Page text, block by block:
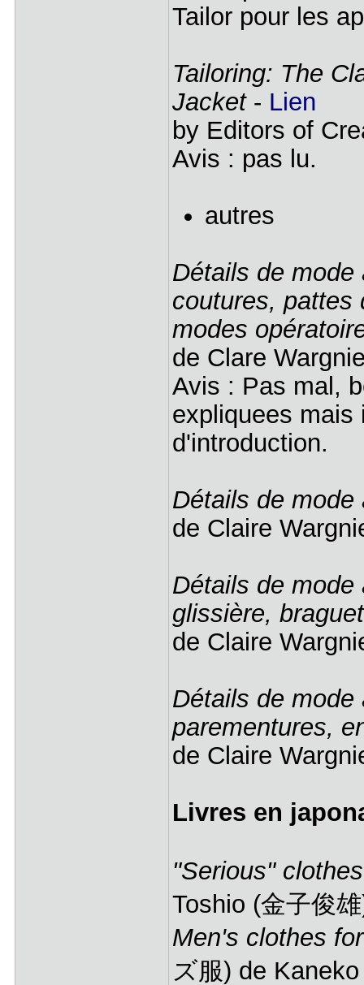
Tailor pour les
Tailoring: The
Jacket- Lien
by Editors of
Avis : pas lu.
autres
Détails de mode
coutures, pattes
modes
de Clare
Avis : Pas mal,
expliquees mais
d'introduction.
Détails de mode
de Claire
Détails de mode
glissière,
de Claire
Détails de
parementures,
de Claire
Livres en
"Serious"
Toshio (金子俊
Men's clothes
ズ服) de